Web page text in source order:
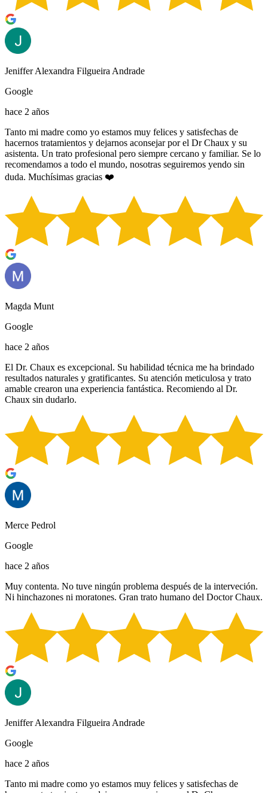
Jeniffer Alexandra Filgueira Andrade
Google
hace 2 años
Tanto mi madre como yo estamos muy felices y satisfechas de
hacernos tratamientos y dejarnos aconsejar por el Dr Chaux y su
asistenta. Un trato profesional pero siempre cercano y familiar. Se lo
recomendamos a todo el mundo, nosotras seguiremos yendo sin
duda. Muchísimas gracias ❤️
Magda Munt
Google
hace 2 años
El Dr. Chaux es excepcional. Su habilidad técnica me ha brindado
resultados naturales y gratificantes. Su atención meticulosa y trato
amable crearon una experiencia fantástica. Recomiendo al Dr.
Chaux sin dudarlo.
Merce Pedrol
Google
hace 2 años
Muy contenta. No tuve ningún problema después de la interveción.
Ni hinchazones ni moratones. Gran trato humano del Doctor Chaux.
Jeniffer Alexandra Filgueira Andrade
Google
hace 2 años
Tanto mi madre como yo estamos muy felices y satisfechas de